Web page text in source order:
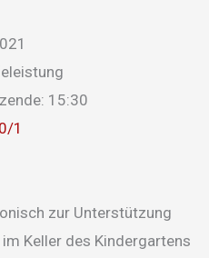
15:30
1
zur Unterstützung
Keller des Kindergartens